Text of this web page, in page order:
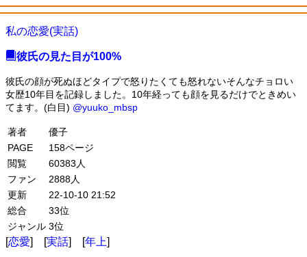
私の恋愛(実話)
彼氏の見た目が100%
彼氏の顔が死ぬほどタイプで怒りたくても怒れないそんなチョロい
女歴10年目を記録しました。10年経っても顔を見るだけでときめい
てます。(白目) @yuuko_mbsp
著者
優子
PAGE
158ページ
閲覧
60383人
ファン
2888人
更新
22-10-10 21:52
総合
33位
ジャンル 3位
[恋愛] [実話] [年上]